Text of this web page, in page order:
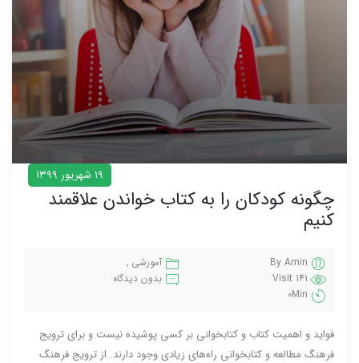
۱۹ شهریور ۱۳۹۹
چگونه کودکان را به کتاب خواندن علاقمند
کنیم
By Amin
آموزشی
141 Visit
بدون دیدگاه
0Min
فواید و اهمیت کتاب و کتابخوانی بر کسی پوشیده نیست و برای ترویج
فرهنگ مطالعه و کتابخوانی راه‌های زیادی وجود دارند. از ترویج فرهنگ